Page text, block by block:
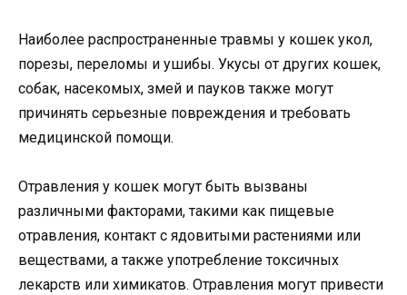
Наиболее распространенные травмы у кошек укол,
порезы, переломы и ушибы. Укусы от других кошек,
собак, насекомых, змей и пауков также могут
причинять серьезные повреждения и требовать
медицинской помощи.
Отравления у кошек могут быть вызваны
различными факторами, такими как пищевые
отравления, контакт с ядовитыми растениями или
веществами, а также употребление токсичных
лекарств или химикатов. Отравления могут привести